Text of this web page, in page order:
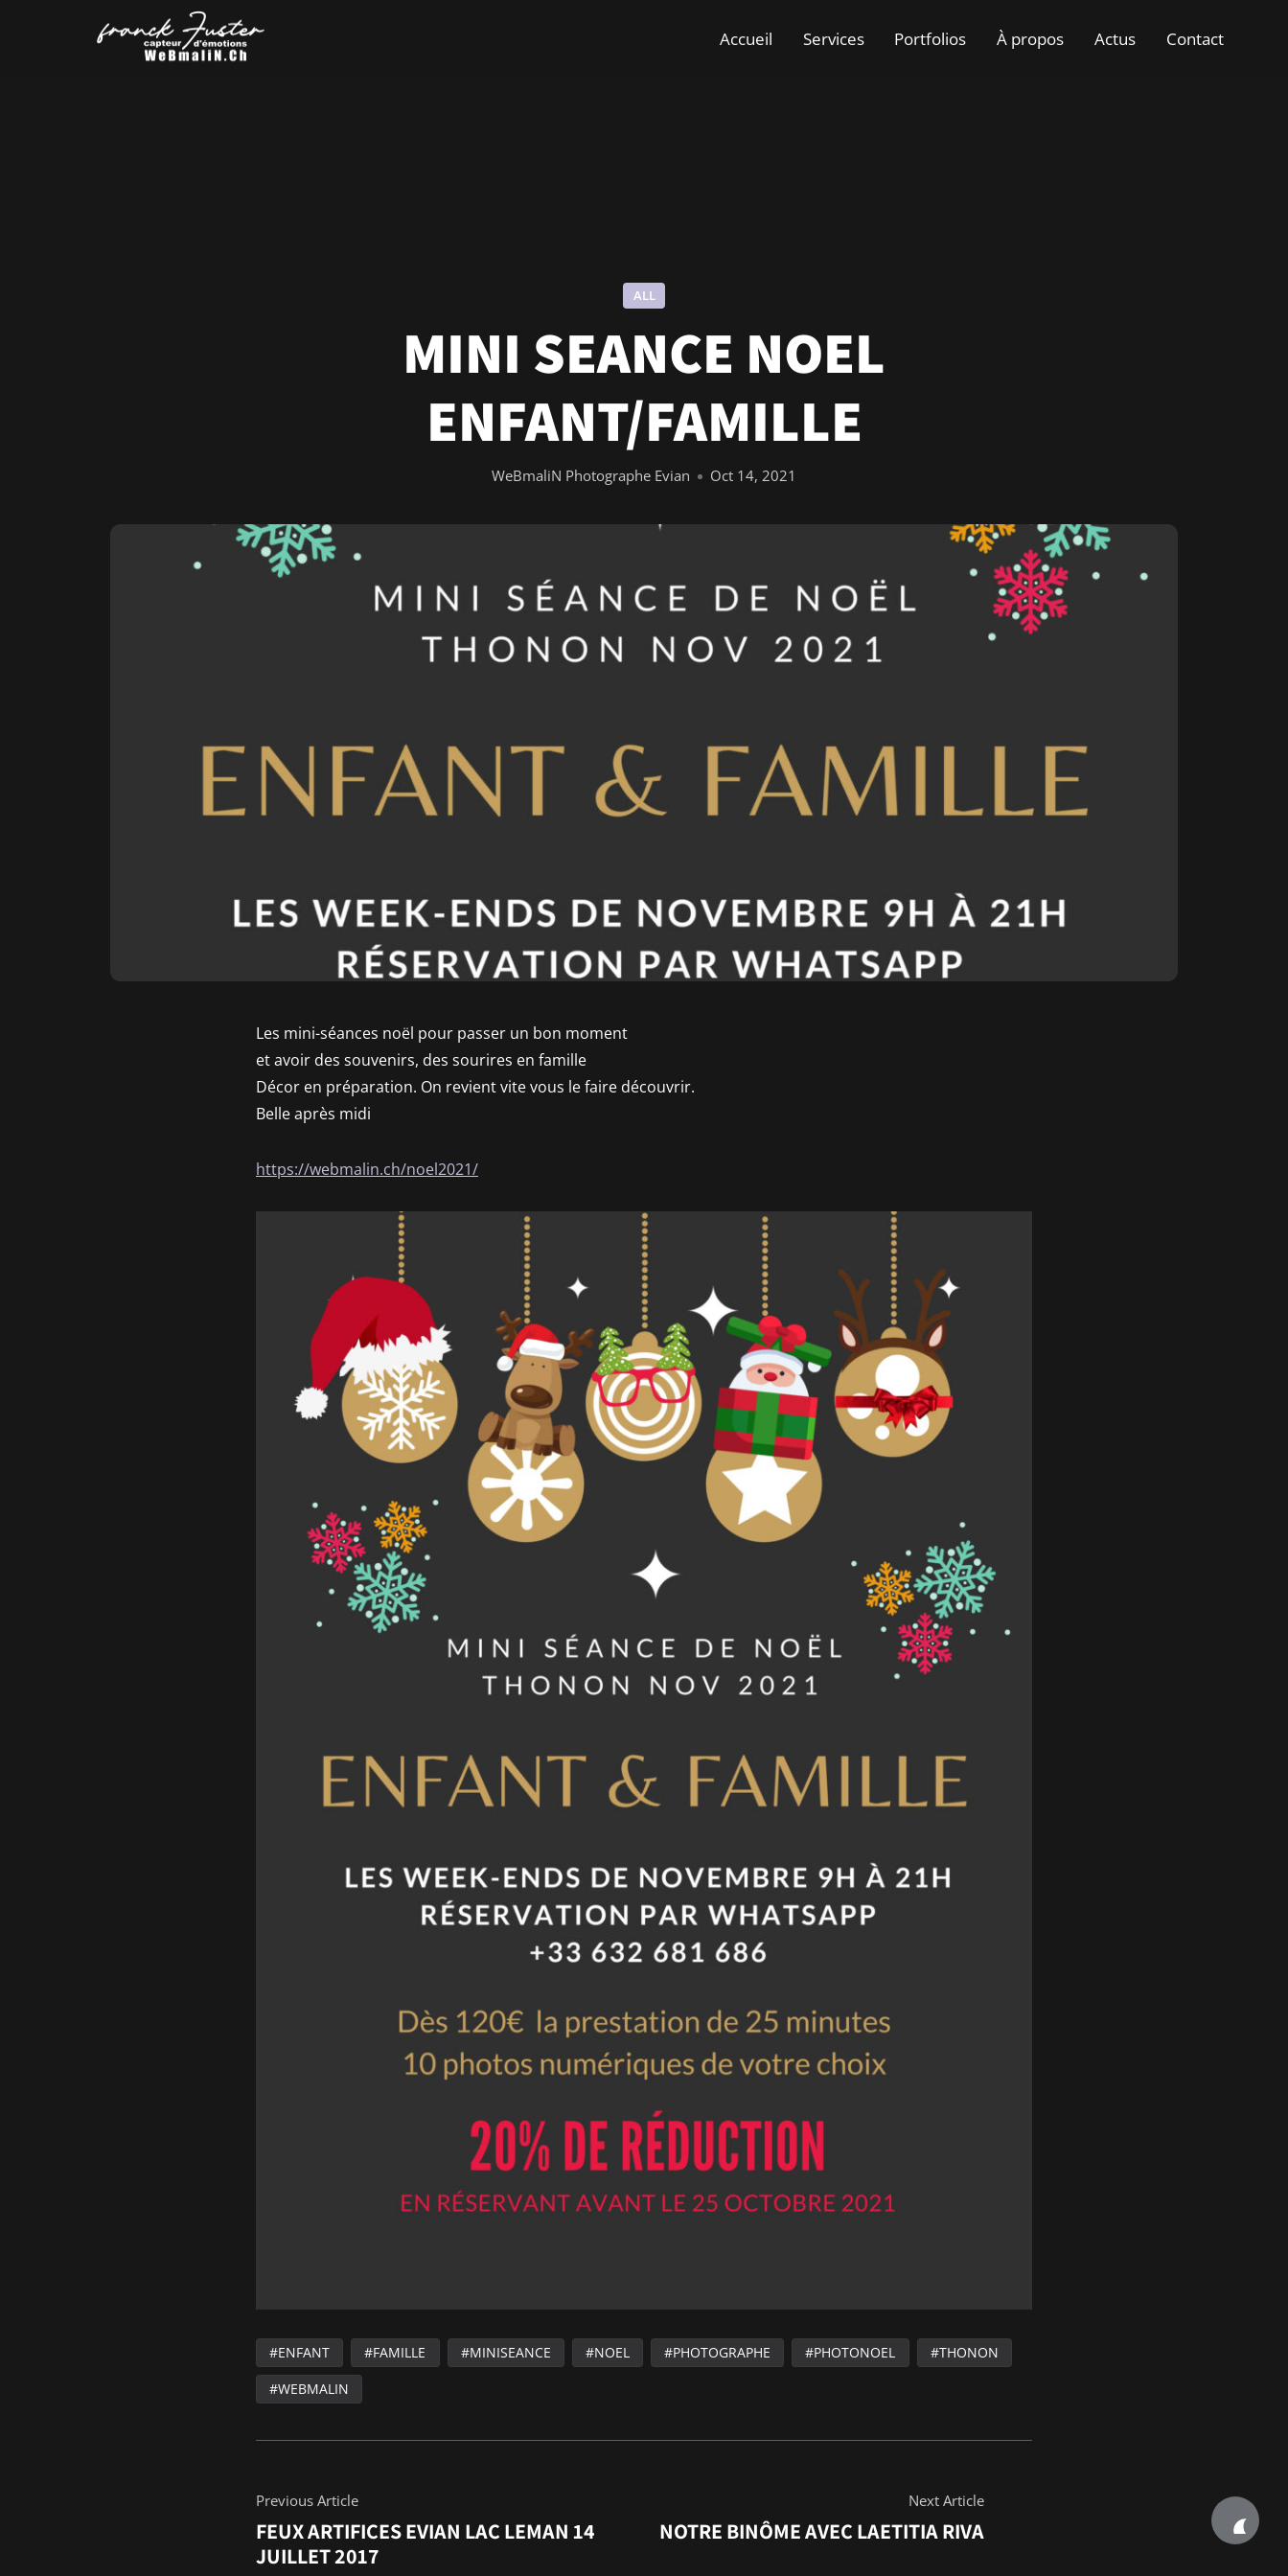
Accueil Services Portfolios À propos Actus Contact
ALL
MINI SEANCE NOEL
ENFANT/FAMILLE
WeBmaliN Photographe Evian Oct 14, 2021
Les mini-séances noël pour passer un bon moment
et avoir des souvenirs, des sourires en famille
Décor en préparation. On revient vite vous le faire découvrir.
Belle après midi
https://webmalin.ch/noel2021/
ENFANT FAMILLE MINISEANCE NOEL PHOTOGRAPHE PHOTONOEL
THONON
WEBMALIN
Previous Article
FEUX ARTIFICES EVIAN LAC LEMAN 14
JUILLET 2017
Next Article
NOTRE BINÔME AVEC LAETITIA RIVA